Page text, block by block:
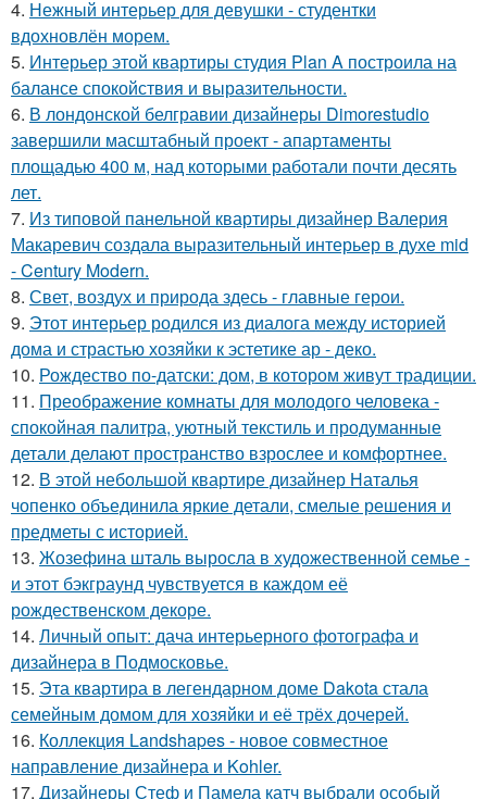
4. Нежный интерьер для девушки - студентки
вдохновлён морем.
5. Интерьер этой квартиры студия Plan A построила на
балансе спокойствия и выразительности.
6. В лондонской белгравии дизайнеры Dimorestudio
завершили масштабный проект - апартаменты
площадью 400 м, над которыми работали почти десять
лет.
7. Из типовой панельной квартиры дизайнер Валерия
Макаревич создала выразительный интерьер в духе mid
- Century Modern.
8. Свет, воздух и природа здесь - главные герои.
9. Этот интерьер родился из диалога между историей
дома и страстью хозяйки к эстетике ар - деко.
10. Рождество по-датски: дом, в котором живут традиции.
11. Преображение комнаты для молодого человека -
спокойная палитра, уютный текстиль и продуманные
детали делают пространство взрослее и комфортнее.
12. В этой небольшой квартире дизайнер Наталья
чопенко объединила яркие детали, смелые решения и
предметы с историей.
13. Жозефина шталь выросла в художественной семье -
и этот бэкграунд чувствуется в каждом её
рождественском декоре.
14. Личный опыт: дача интерьерного фотографа и
дизайнера в Подмосковье.
15. Эта квартира в легендарном доме Dakota стала
семейным домом для хозяйки и её трёх дочерей.
16. Коллекция Landshapes - новое совместное
направление дизайнера и Kohler.
17. Дизайнеры Стеф и Памела катч выбрали особый